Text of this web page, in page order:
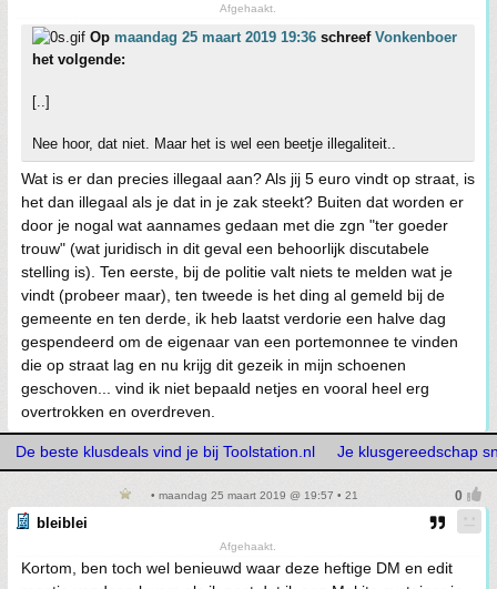
Afgehaakt.
Op maandag 25 maart 2019 19:36 schreef Vonkenboer
het volgende:
[..]
Nee hoor, dat niet. Maar het is wel een beetje illegaliteit..
Wat is er dan precies illegaal aan? Als jij 5 euro vindt op straat, is
het dan illegaal als je dat in je zak steekt? Buiten dat worden er
door je nogal wat aannames gedaan met die zgn "ter goeder
trouw" (wat juridisch in dit geval een behoorlijk discutabele
stelling is). Ten eerste, bij de politie valt niets te melden wat je
vindt (probeer maar), ten tweede is het ding al gemeld bij de
gemeente en ten derde, ik heb laatst verdorie een halve dag
gespendeerd om de eigenaar van een portemonnee te vinden
die op straat lag en nu krijg dit gezeik in mijn schoenen
geschoven... vind ik niet bepaald netjes en vooral heel erg
overtrokken en overdreven.
De beste klusdeals vind je bij Toolstation.nl Je klusgereedschap
• maandag 25 maart 2019 @ 19:57 • 21
bleiblei
Afgehaakt.
Kortom, ben toch wel benieuwd waar deze heftige DM en edit